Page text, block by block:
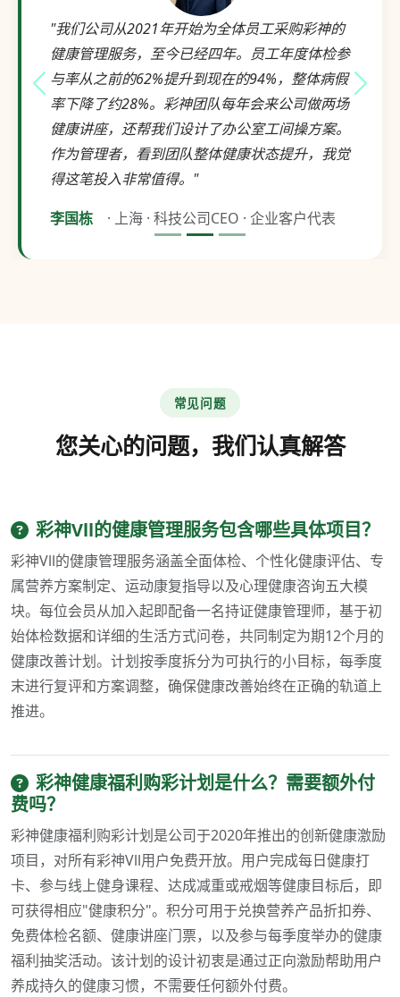
"我们公司从2021年开始为全体员工采购彩神的
健康管理服务，至今已经四年。员工年度体检参
与率从之前的62%提升到现在的94%，整体病假
率下降了约28%。彩神团队每年会来公司做两场
健康讲座，还帮我们设计了办公室工间操方案。
作为管理者，看到团队整体健康状态提升，我觉
得这笔投入非常值得。"
李国栋
· 上海 · 科技公司CEO · 企业客户代表
上一个评价 下一
常见问题
您关心的问题，我们认真解答
彩神Vll的健康管理服务包含哪些具体项目？
彩神Vll的健康管理服务涵盖全面体检、个性化健康评估、专
属营养方案制定、运动康复指导以及心理健康咨询五大模
块。每位会员从加入起即配备一名持证健康管理师，基于初
始体检数据和详细的生活方式问卷，共同制定为期12个月的
健康改善计划。计划按季度拆分为可执行的小目标，每季度
末进行复评和方案调整，确保健康改善始终在正确的轨道上
推进。
彩神健康福利购彩计划是什么？需要额外付
费吗？
彩神健康福利购彩计划是公司于2020年推出的创新健康激励
项目，对所有彩神Vll用户免费开放。用户完成每日健康打
卡、参与线上健身课程、达成减重或戒烟等健康目标后，即
可获得相应"健康积分"。积分可用于兑换营养产品折扣券、
免费体检名额、健康讲座门票，以及参与每季度举办的健康
福利抽奖活动。该计划的设计初衷是通过正向激励帮助用户
养成持久的健康习惯，不需要任何额外付费。